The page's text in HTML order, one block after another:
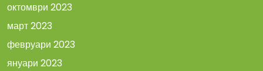
октомври 2023
март 2023
февруари 2023
януари 2023